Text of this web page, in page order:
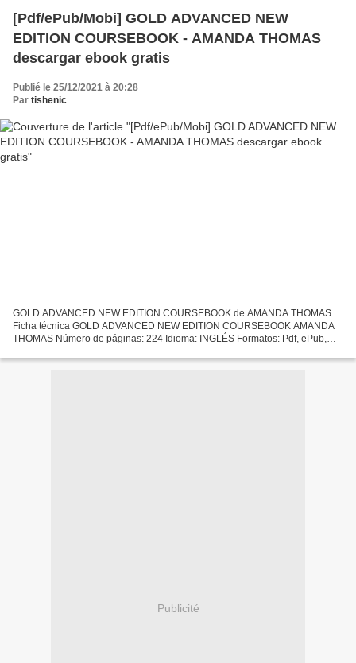
[Pdf/ePub/Mobi] GOLD ADVANCED NEW
EDITION COURSEBOOK - AMANDA THOMAS
descargar ebook gratis
Publié le 25/12/2021 à 20:28
Par tishenic
GOLD ADVANCED NEW EDITION COURSEBOOK de AMANDA THOMAS
Ficha técnica GOLD ADVANCED NEW EDITION COURSEBOOK AMANDA
THOMAS Número de páginas: 224 Idioma: INGLÉS Formatos: Pdf, ePub,
2018 Descargar...
Publicité